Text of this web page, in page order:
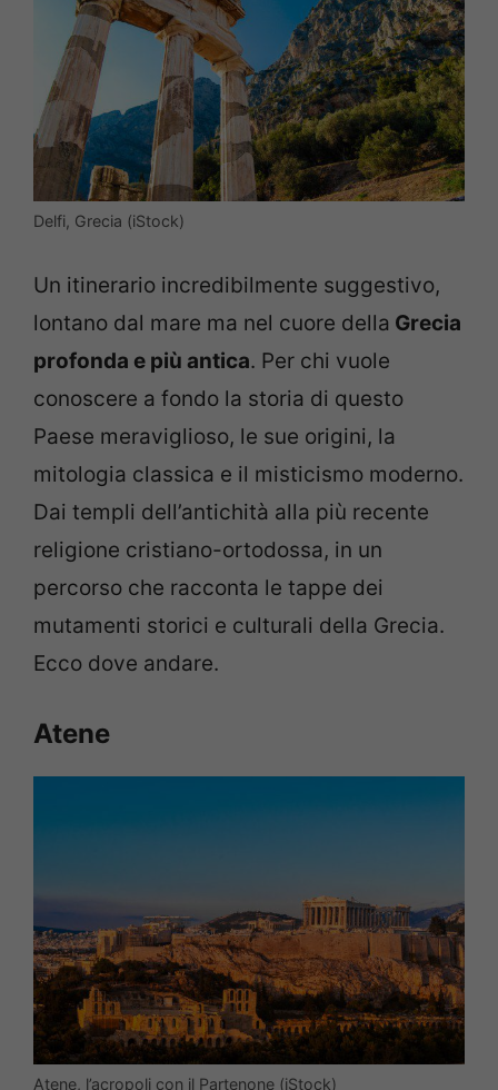
Delfi, Grecia (iStock)
Un itinerario incredibilmente suggestivo,
lontano dal mare ma nel cuore della Grecia
profonda e più antica. Per chi vuole
conoscere a fondo la storia di questo
Paese meraviglioso, le sue origini, la
mitologia classica e il misticismo moderno.
Dai templi dell’antichità alla più recente
religione cristiano-ortodossa, in un
percorso che racconta le tappe dei
mutamenti storici e culturali della Grecia.
Ecco dove andare.
Atene
Atene, l’acropoli con il Partenone (iStock)